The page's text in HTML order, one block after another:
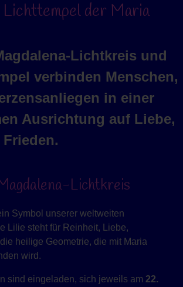
Lichttempel der Maria
Lichtkreis und
verbinden Menschen,
in einer
Ausrichtung auf Liebe,
Lichtkreis
Symbol unserer weltweiten
Lilie steht für Reinheit, Liebe,
heilige Geometrie, die mit Maria
wird.
sind eingeladen, sich jeweils am 22.